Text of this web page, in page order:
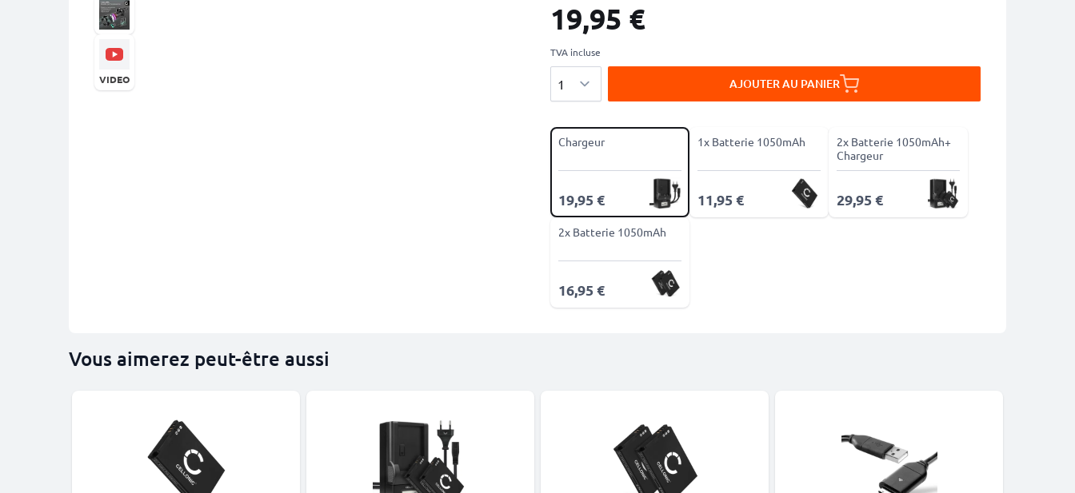
VIDEO
19,95 €
TVA incluse
AJOUTER AU PANIER
Chargeur
19,95 €
1x Batterie 1050mAh
11,95 €
2x Batterie 1050mAh+
Chargeur
29,95 €
2x Batterie 1050mAh
16,95 €
Vous aimerez peut-être aussi